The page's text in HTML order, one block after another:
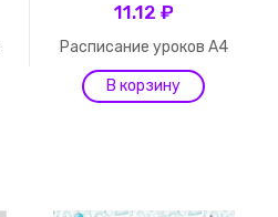
11.12 ₽
Расписание уроков А4